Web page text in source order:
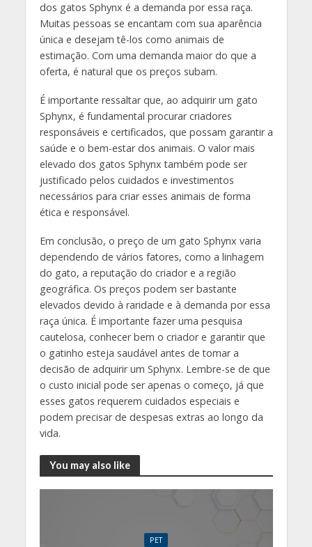
dos gatos Sphynx é a demanda por essa raça.
Muitas pessoas se encantam com sua aparência
única e desejam tê-los como animais de
estimação. Com uma demanda maior do que a
oferta, é natural que os preços subam.
É importante ressaltar que, ao adquirir um gato
Sphynx, é fundamental procurar criadores
responsáveis e certificados, que possam garantir a
saúde e o bem-estar dos animais. O valor mais
elevado dos gatos Sphynx também pode ser
justificado pelos cuidados e investimentos
necessários para criar esses animais de forma
ética e responsável.
Em conclusão, o preço de um gato Sphynx varia
dependendo de vários fatores, como a linhagem
do gato, a reputação do criador e a região
geográfica. Os preços podem ser bastante
elevados devido à raridade e à demanda por essa
raça única. É importante fazer uma pesquisa
cautelosa, conhecer bem o criador e garantir que
o gatinho esteja saudável antes de tomar a
decisão de adquirir um Sphynx. Lembre-se de que
o custo inicial pode ser apenas o começo, já que
esses gatos requerem cuidados especiais e
podem precisar de despesas extras ao longo da
vida.
You may also like
PET